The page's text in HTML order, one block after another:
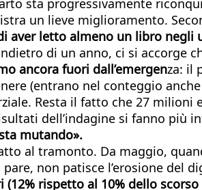
sta progressivamente
un lieve miglioramento.
aver letto almeno un libro negli
di un anno, ci si accorge
ancora fuori dall’emergenza: il
(entrano nel conteggio
Resta il fatto che 27 milioni
dell’indagine si fanno più
mutando».
al tramonto. Da maggio,
non patisce l’erosione del
rispetto al 10% dello